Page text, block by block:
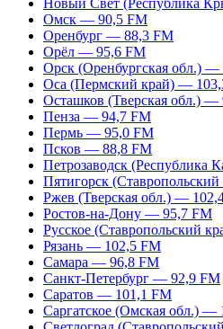
Новый Свет (Республика
Омск — 90,5 FM
Оренбург — 88,3 FM
Орёл — 95,6 FM
Орск (Оренбургская обл.) —
Оса (Пермский край) —
Осташков (Тверская обл.) —
Пенза — 94,7 FM
Пермь — 95,0 FM
Псков — 88,8 FM
Петрозаводск (Республика
Пятигорск
Ржев (Тверская обл.) —
Ростов-на-Дону — 95,7 FM
Русское (Ставропольский
Рязань — 102,5 FM
Самара — 96,8 FM
Санкт-Петербург — 92,9 FM
Саратов — 101,1 FM
Саргатское (Омская обл.) —